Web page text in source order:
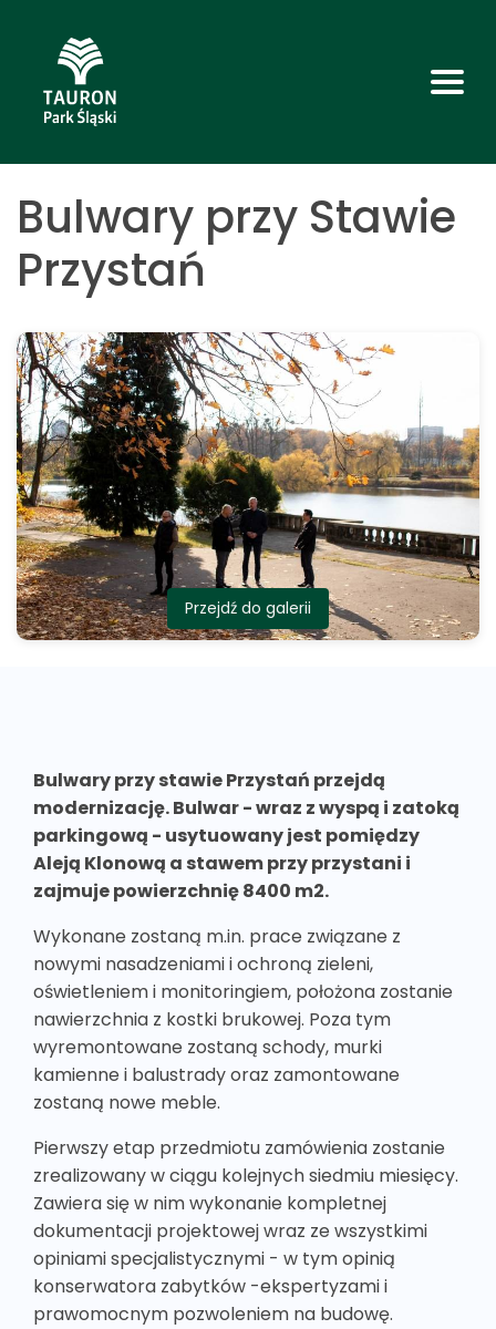
Bulwary przy Stawie
Przystań
Przejdź do galerii
Bulwary przy stawie Przystań przejdą
modernizację. Bulwar - wraz z wyspą i zatoką
parkingową - usytuowany jest pomiędzy
Aleją Klonową a stawem przy przystani i
zajmuje powierzchnię 8400 m2.
Wykonane zostaną m.in. prace związane z
nowymi nasadzeniami i ochroną zieleni,
oświetleniem i monitoringiem, położona zostanie
nawierzchnia z kostki brukowej. Poza tym
wyremontowane zostaną schody, murki
kamienne i balustrady oraz zamontowane
zostaną nowe meble.
Pierwszy etap przedmiotu zamówienia zostanie
zrealizowany w ciągu kolejnych siedmiu miesięcy.
Zawiera się w nim wykonanie kompletnej
dokumentacji projektowej wraz ze wszystkimi
opiniami specjalistycznymi - w tym opinią
konserwatora zabytków -ekspertyzami i
prawomocnym pozwoleniem na budowę.